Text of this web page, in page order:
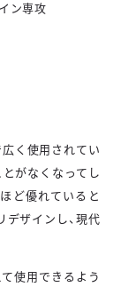
ン専攻
く使用されてい
がなくなってし
ど優れていると
デザインし、現代
使用できるよう